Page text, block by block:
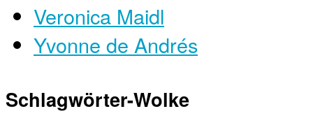
Veronica Maidl
Yvonne de Andrés
Schlagwörter-Wolke